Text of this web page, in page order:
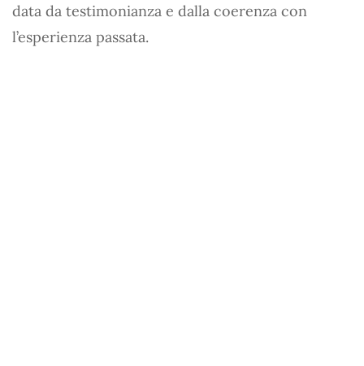
data da testimonianza e dalla coerenza con
l’esperienza passata.